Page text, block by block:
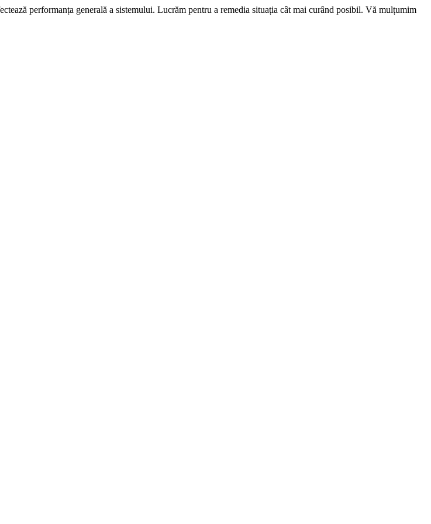
performanța generală a sistemului. Lucrăm pentru a remedia situația cât mai curând posibil. Vă mulțumim